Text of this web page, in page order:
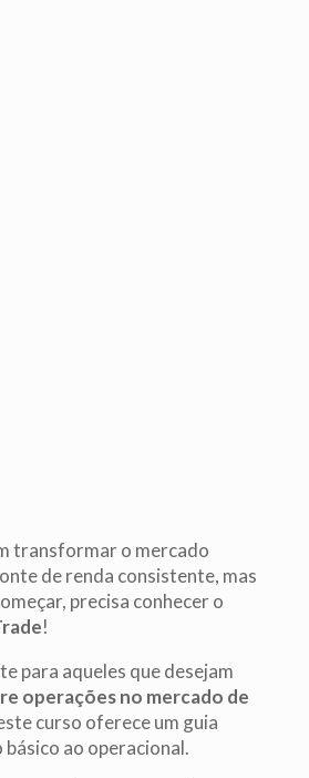
transformar o mercado
de renda consistente, mas
precisa conhecer o
!
para aqueles que desejam
operações no mercado de
curso oferece um guia
ao operacional.